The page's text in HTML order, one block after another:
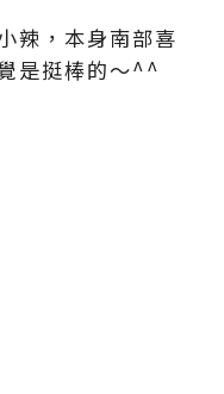
辣，本身南部喜
是挺棒的～^^